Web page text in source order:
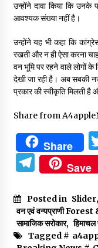
उन्होंने दावा किया कि उनके
आवश्यक संख्या नहीं है।
उन्होंने यह भी कहा कि
रखती और न ही ऐसा करना
वन भूमि पर रहने वाले लोगों के
देखी जा रही है। अब सबकी
प्रकार की स्वीकृति मिलती है
Share from
Share
Save
Posted in Slider,
वन एवं वन्यप्राणी
सामाजिक सरोकार,
Tagged #